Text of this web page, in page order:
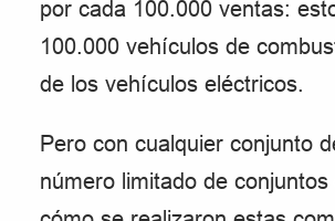
por cada 100.000 ventas:
100.000 vehículos de
de los vehículos eléctricos.
Pero con cualquier conjunto
número limitado de